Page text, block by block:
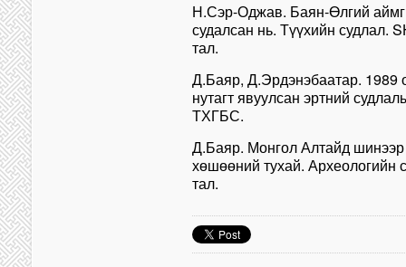
Н.Сэр-Оджав. Баян-Өлгий
судалсан нь. Түүхийн судлал.
тал.
Д.Баяр, Д.Эрдэнэбаатар. 1989
нутагт явуулсан эртний
ТХГБС.
Д.Баяр. Монгол Алтайд шинээр
хөшөөний тухай. Археологийн
тал.